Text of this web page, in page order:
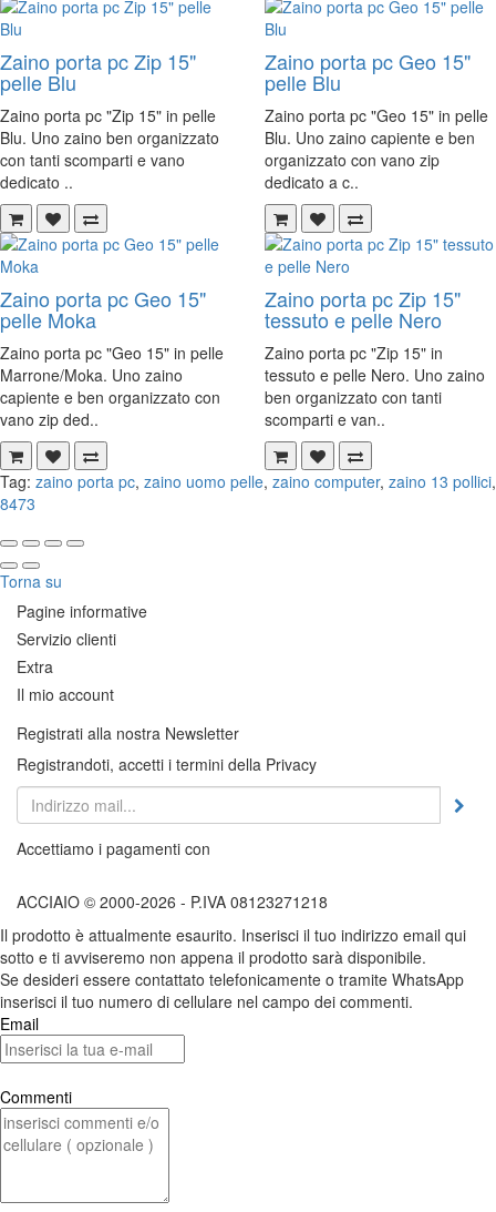
Zaino porta pc Zip 15"
pelle Blu
Zaino porta pc "Zip 15" in pelle
Blu. Uno zaino ben organizzato
con tanti scomparti e vano
dedicato ..
Zaino porta pc Geo 15"
pelle Blu
Zaino porta pc "Geo 15" in pelle
Blu. Uno zaino capiente e ben
organizzato con vano zip
dedicato a c..
Zaino porta pc Geo 15"
pelle Moka
Zaino porta pc "Geo 15" in pelle
Marrone/Moka. Uno zaino
capiente e ben organizzato con
vano zip ded..
Zaino porta pc Zip 15"
tessuto e pelle Nero
Zaino porta pc "Zip 15" in
tessuto e pelle Nero. Uno zaino
ben organizzato con tanti
scomparti e van..
Tag: zaino porta pc, zaino uomo pelle, zaino computer, zaino 13 pollici,
8473
Torna su
Pagine informative
Servizio clienti
Extra
Il mio account
Registrati alla nostra Newsletter
Registrandoti, accetti i termini della Privacy
Accettiamo i pagamenti con
ACCIAIO © 2000-2026 - P.IVA 08123271218
Il prodotto è attualmente esaurito. Inserisci il tuo indirizzo email qui
sotto e ti avviseremo non appena il prodotto sarà disponibile.
Se desideri essere contattato telefonicamente o tramite WhatsApp
inserisci il tuo numero di cellulare nel campo dei commenti.
Email
Commenti